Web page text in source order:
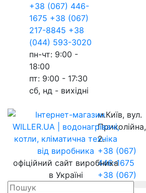
+38 (067) 446-
1675 +38 (067)
217-8845 +38
(044) 593-3020
пн-чт: 9:00 -
18:00
пт: 9:00 - 17:30
сб, нд - вихідні
м.Київ, вул.
Приколійна,
2.
+38 (067)
446-1675
+38 (067)
офіційний сайт виробника
в Україні